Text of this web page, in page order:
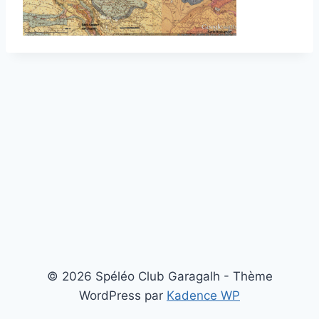
© 2026 Spéléo Club Garagalh - Thème
WordPress par Kadence WP